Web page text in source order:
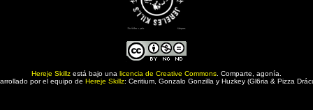
Hereje Skillz está bajo una licencia de Creative Commons . Comparte, agonía.
por el equipo de Hereje Skillz: Ceritium, Gonzalo Gonzilla y Huzkey (Gl6ria & Pizza